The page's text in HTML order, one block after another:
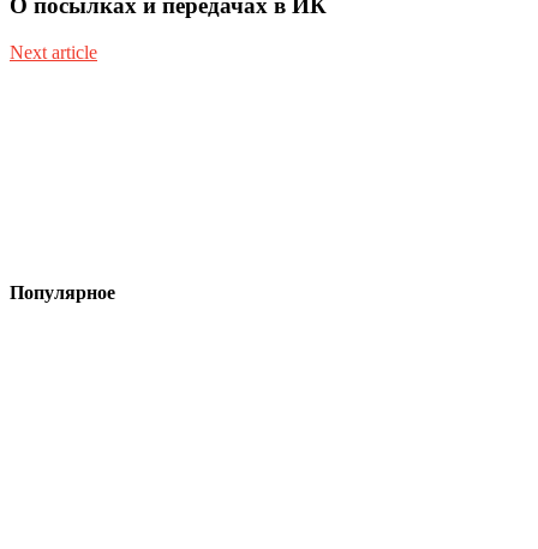
О посылках и передачах в ИК
Next article
Популярное